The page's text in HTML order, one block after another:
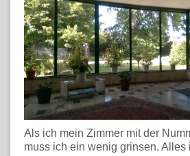
Als ich mein Zimmer mit der
muss ich ein wenig grinsen. Alles